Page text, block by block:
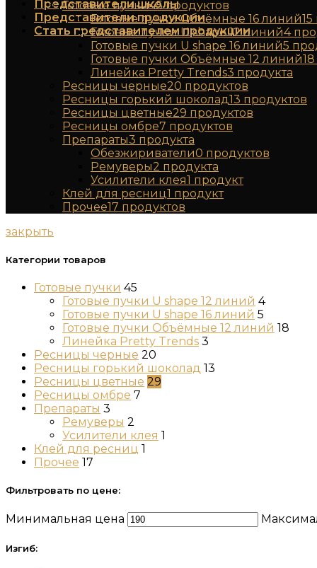
Представители школы
Представители продукции
Стать представителем продукции
Готовые пучки45 продуктов
Готовые пучки Объёмные 16 линий15
Готовые пучки U shape 12 линий4
Готовые пучки U shape 16 линий5
Готовые пучки Объёмные 12 линий18
Линейка Pretty Trends3 продукта
Ресницы черные20 продуктов
Ресницы горький шоколад13 продуктов
Ресницы цветные29 продуктов
Ресницы омбре7 продуктов
Препараты3 продукта
Обезжириватели0 продуктов
Ремуверы2 продукта
Усилители клея1 продукт
Клей для ресниц1 продукт
Прочее17 продуктов
закрыть
Категории товаров
Готовые пучки 45
Готовые пучки U shape 12 линий 4
Готовые пучки U shape 16 линий 5
Готовые пучки Объёмные 12 линий 18
Линейка Pretty Trends 3
Ресницы черные 20
Ресницы горький шоколад 13
Ресницы цветные 29
Ресницы омбре 7
Препараты 3
Ремуверы 2
Усилители клея 1
Клей для ресниц 1
Прочее 17
Фильтровать по цене:
Минимальная цена
Изгиб: